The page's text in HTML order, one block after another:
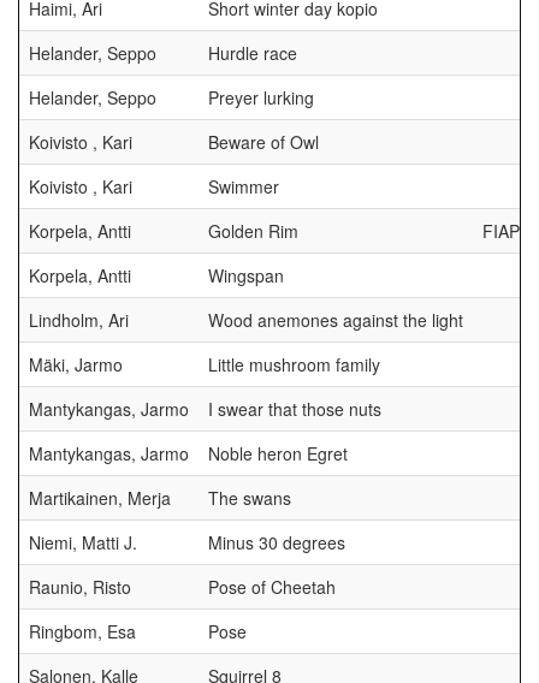
Haimi, Ari
Short winter day kopio
Helander, Seppo
Hurdle race
Helander, Seppo
Preyer lurking
Koivisto , Kari
Beware of Owl
Koivisto , Kari
Swimmer
Korpela, Antti
Golden Rim
FIAP
Korpela, Antti
Wingspan
Lindholm, Ari
Wood anemones against the light
Mäki, Jarmo
Little mushroom family
Mantykangas, Jarmo
I swear that those nuts
Mantykangas, Jarmo
Noble heron Egret
Martikainen, Merja
The swans
Niemi, Matti J.
Minus 30 degrees
Raunio, Risto
Pose of Cheetah
Ringbom, Esa
Pose
Salonen, Kalle
Squirrel 8